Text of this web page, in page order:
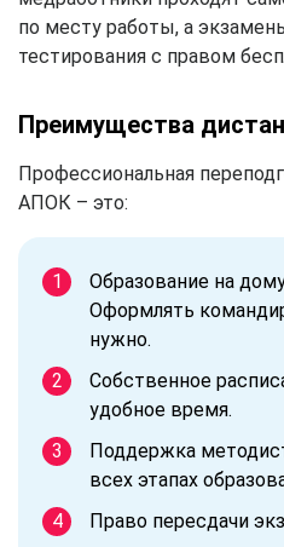
по месту работы, а
тестирования с правом
Преимущества
Профессиональная
АПОК – это:
Образование на
Оформлять
нужно.
Собственное
удобное время.
Поддержка
всех этапах
Право пересдачи